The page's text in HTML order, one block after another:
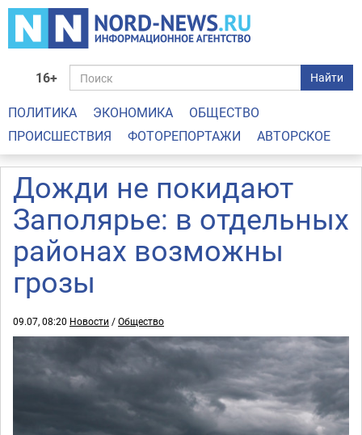
16+ Найти
ПОЛИТИКА ЭКОНОМИКА
ОБЩЕСТВО
ПРОИСШЕСТВИЯ
ФОТОРЕПОРТАЖИ АВТОРСКОЕ
Дожди не покидают
Заполярье: в отдельных
районах возможны
грозы
09.07, 08:20 Новости /Общество